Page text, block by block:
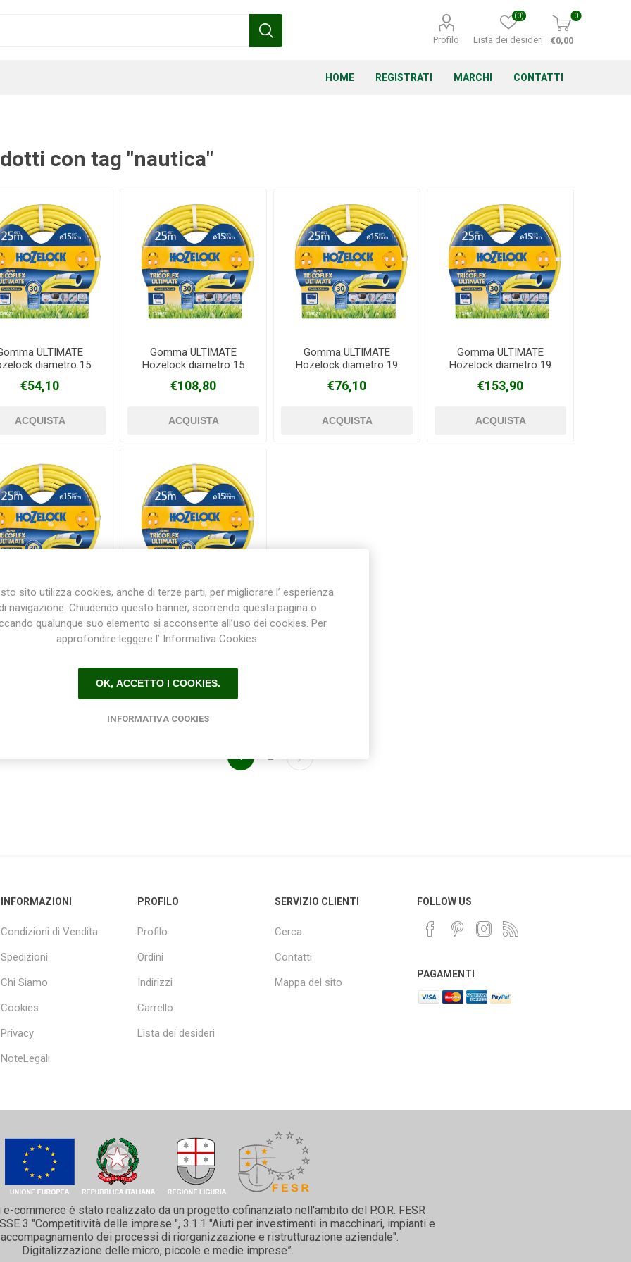
Profilo Lista dei desideri
(0) 0
€0,00
HOME REGISTRATI MARCHI
Gardena Griffon
Gamma
pennelli
Hozelock Irritrol Irritec Lacogreen
Plasson
RIV -
Rubinetteria
Italiana
Silky Stocker Toro
Volpi
Originale
CONTATTI
con tag "nautica"
ULTIMATE
diametro 15
€54,10
Gomma ULTIMATE
Hozelock diametro 15
€108,80
Gomma ULTIMATE
Hozelock diametro 19
€76,10
Gomma ULTIMATE
Hozelock diametro 19
€153,90
ULTIMATE
diametro 25
rotolo 25 metri
€119,70
Gomma ULTIMATE
Hozelock diametro 25
mm rotolo 50 metri
€238,50
1 2
INFORMAZIONI
Condizioni di Vendita
Spedizioni
Chi Siamo
Cookies
Privacy
NoteLegali
PROFILO
Profilo
Ordini
Indirizzi
Carrello
Lista dei desideri
SERVIZIO CLIENTI
Cerca
Contatti
Mappa del sito
FOLLOW US
PAGAMENTI
commerce è stato realizzato da un progetto cofinanziato nell'ambito del P.O.R. FESR
3 "Competitività delle imprese ", 3.1.1 "Aiuti per investimenti in macchinari, impianti e
dei processi di riorganizzazione e ristrutturazione aziendale".
Digitalizzazione delle micro, piccole e medie imprese”.
sito utilizza cookies, anche di terze parti, per migliorare l’ esperienza
navigazione. Chiudendo questo banner, scorrendo questa pagina o
qualunque suo elemento si acconsente all’uso dei cookies. Per
approfondire leggere l’ Informativa Cookies.
OK, ACCETTO I COOKIES.
INFORMATIVA COOKIES